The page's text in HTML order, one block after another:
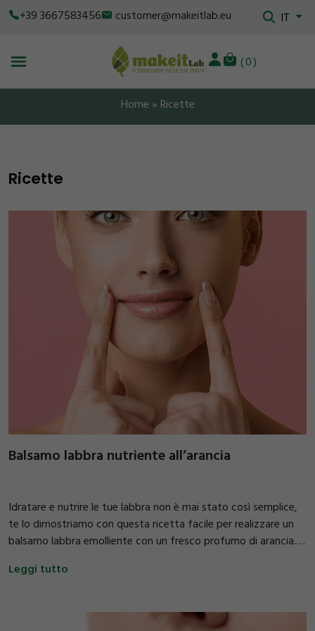
IT
+39 3667583456 customer@makeitlab.eu
0
Home » Ricette
Ricette
Balsamo labbra nutriente all’arancia
Idratare e nutrire le tue labbra non è mai stato così semplice,
te lo dimostriamo con questa ricetta facile per realizzare un
balsamo labbra emolliente con un fresco profumo di arancia.
ricino, risulteranno più morbide e sane. Per 100 g di balsamo ti
d’oliva 22 g Olio di cocco 25 g Tocoferolo liquido (Vitamina E
acetato) 3 g Arancio dolce Olio essenziale 2 gtt Kit per la
Leggi tutto